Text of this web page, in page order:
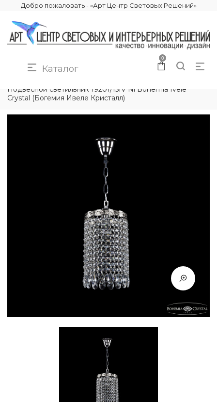
Добро пожаловать - «Арт Центр Световых Решений»
Каталог
0
Подвесной светильник 19201/15IV Ni Bohemia Ivele
Crystal (Богемия Ивеле Кристалл)